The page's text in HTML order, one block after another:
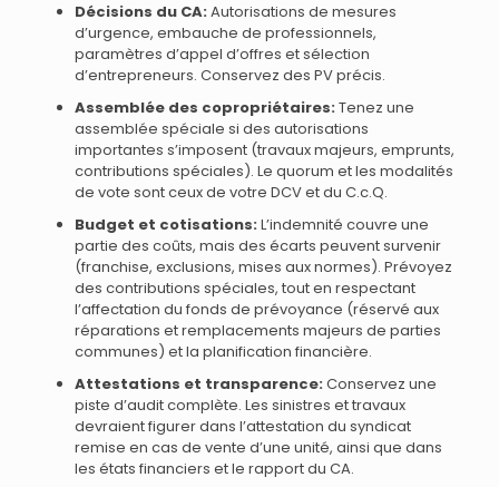
Décisions du CA:Autorisations de mesures
d’urgence, embauche de professionnels,
paramètres d’appel d’offres et sélection
d’entrepreneurs. Conservez des PV précis.
Assemblée des copropriétaires:Tenez une
assemblée spéciale si des autorisations
importantes s’imposent (travaux majeurs, emprunts,
contributions spéciales). Le quorum et les modalités
de vote sont ceux de votre DCV et du C.c.Q.
Budget et cotisations:L’indemnité couvre une
partie des coûts, mais des écarts peuvent survenir
(franchise, exclusions, mises aux normes). Prévoyez
des contributions spéciales, tout en respectant
l’affectation du fonds de prévoyance (réservé aux
réparations et remplacements majeurs de parties
communes) et la planification financière.
Attestations et transparence:Conservez une
piste d’audit complète. Les sinistres et travaux
devraient figurer dans l’attestation du syndicat
remise en cas de vente d’une unité, ainsi que dans
les états financiers et le rapport du CA.